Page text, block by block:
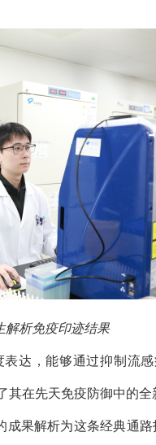
解析免疫印迹结果
达，能够通过抑制流
在先天免疫防御中的全
成果解析为这条经典通